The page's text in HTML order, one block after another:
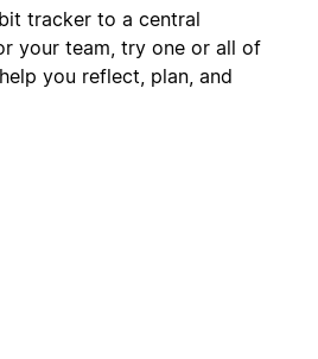
tracker to a central
your team, try one or all of
you reflect, plan, and